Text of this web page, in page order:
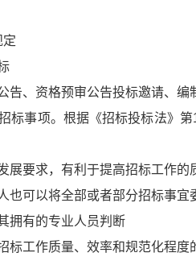
定
告、资格预审公告投标邀请、
标事项。根据《招标投标法》
展要求，有利于提高招标工作
也可以将全部或者部分招标事
拥有的专业人员判断
标工作质量、效率和规范化程